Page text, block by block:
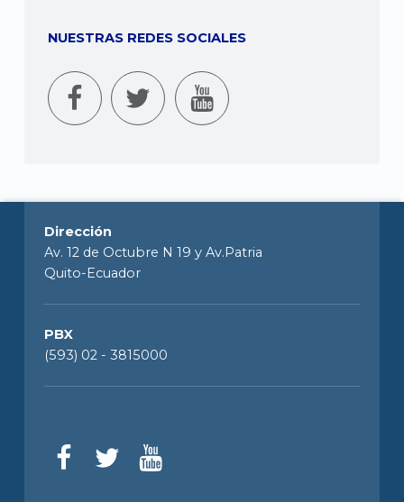
NUESTRAS REDES SOCIALES
Dirección
Av. 12 de Octubre N 19 y Av.Patria
Quito-Ecuador
PBX
(593) 02 - 3815000